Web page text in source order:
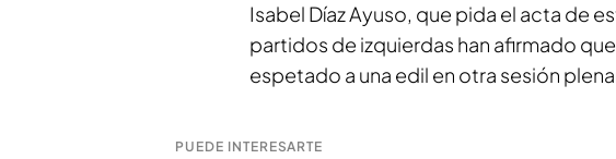
Isabel Díaz Ayuso, que pida el acta de
partidos de izquierdas han afirmado
espetado a una edil en otra sesión
PUEDE INTERESARTE